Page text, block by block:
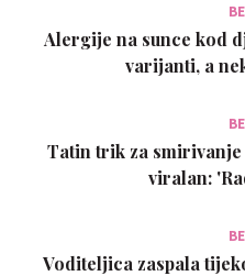
Alergije na sunce kod
varijanti, a
Tatin trik za smirivanje
viralan:
Voditeljica zaspala